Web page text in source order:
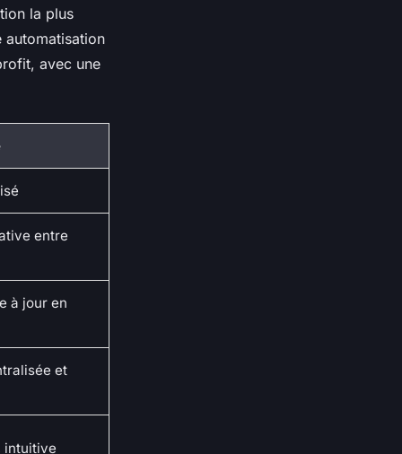
la plus
automatisation
avec une
entre
à jour en
et
intuitive